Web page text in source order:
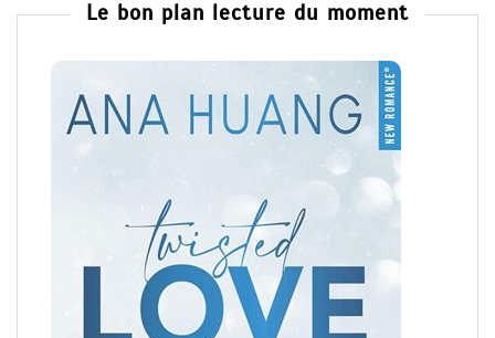
Le bon plan lecture du moment